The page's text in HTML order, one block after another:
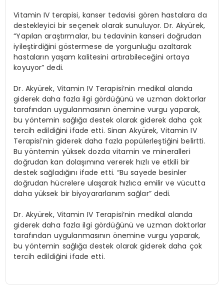
Vitamin IV terapisi, kanser tedavisi gören hastalara da
destekleyici bir seçenek olarak sunuluyor. Dr. Akyürek,
“Yapılan araştırmalar, bu tedavinin kanseri doğrudan
iyileştirdiğini göstermese de yorgunluğu azaltarak
hastaların yaşam kalitesini artırabileceğini ortaya
koyuyor” dedi.
Dr. Akyürek, Vitamin IV Terapisi’nin medikal alanda
giderek daha fazla ilgi gördüğünü ve uzman doktorlar
tarafından uygulanmasının önemine vurgu yaparak,
bu yöntemin sağlığa destek olarak giderek daha çok
tercih edildiğini ifade etti. Sinan Akyürek, Vitamin IV
Terapisi’nin giderek daha fazla popülerleştiğini belirtti.
Bu yöntemin yüksek dozda vitamin ve mineralleri
doğrudan kan dolaşımına vererek hızlı ve etkili bir
destek sağladığını ifade etti. “Bu sayede besinler
doğrudan hücrelere ulaşarak hızlıca emilir ve vücutta
daha yüksek bir biyoyararlanım sağlar” dedi.
Dr. Akyürek, Vitamin IV Terapisi’nin medikal alanda
giderek daha fazla ilgi gördüğünü ve uzman doktorlar
tarafından uygulanmasının önemine vurgu yaparak,
bu yöntemin sağlığa destek olarak giderek daha çok
tercih edildiğini ifade etti.